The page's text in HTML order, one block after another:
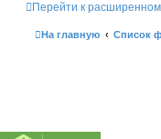
Перейти к
На главную Список